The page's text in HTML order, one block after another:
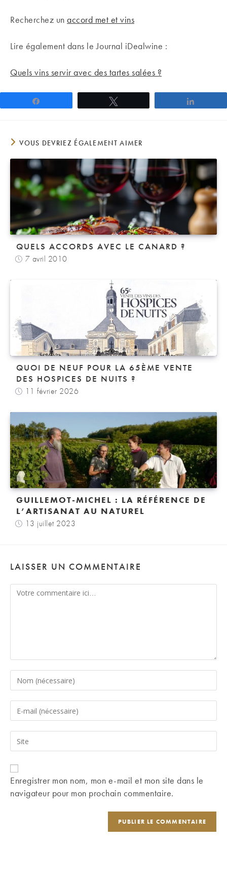
Recherchez un accord met et vins
Lire également dans le Journal iDealwine :
Quels vins servir avec des tartes salées ?
VOUS DEVRIEZ ÉGALEMENT AIMER
QUELS ACCORDS AVEC LE CANARD ?
7 avril 2010
QUOI DE NEUF POUR LA 65ÈME VENTE
DES HOSPICES DE NUITS ?
11 février 2026
GUILLEMOT-MICHEL : LA RÉFÉRENCE DE
L’ARTISANAT AU NATUREL
13 juillet 2023
LAISSER UN COMMENTAIRE
Comment
Enter
your
name
comment
Enter
your
email
address
comment
Saisir
l’URL
de
votre
(facultatif)
Enregistrer mon nom, mon e-mail et mon site dans le
navigateur pour mon prochain commentaire.